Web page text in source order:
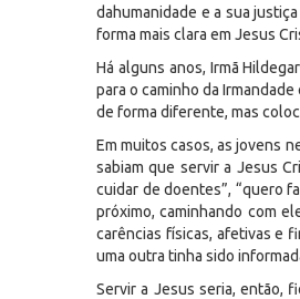
dahumanidade e a sua
forma mais clara em Jesus
Há alguns anos, Irmã
para o caminho da
de forma diferente, mas
Em muitos casos, as jovens
sabiam que servir a Jesus
cuidar de doentes”, “quero
próximo, caminhando com
carências físicas, afetivas e
uma outra tinha sido
Servir a Jesus seria, então,